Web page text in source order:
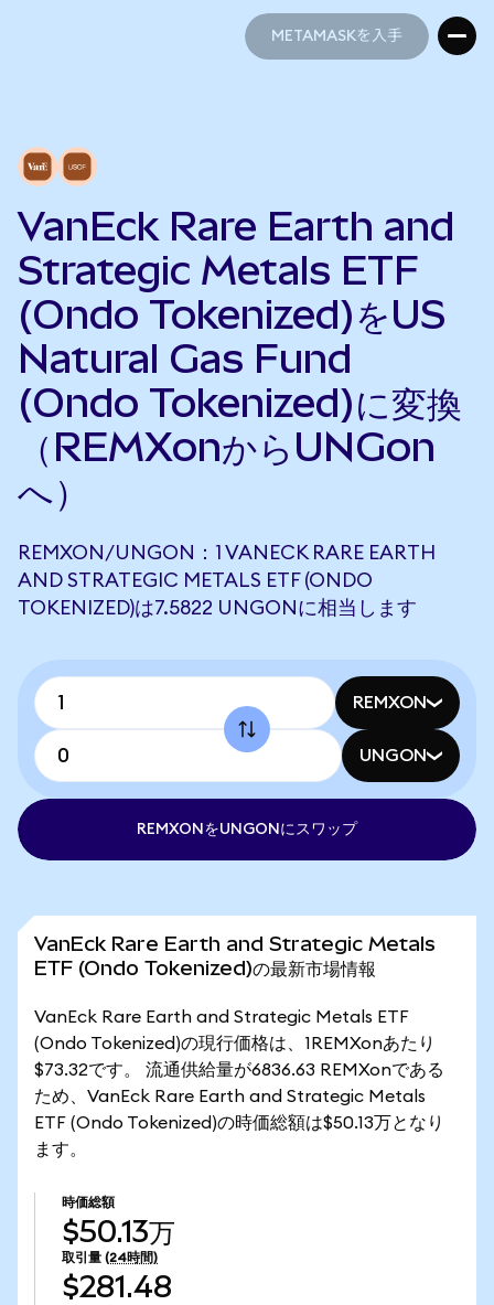
METAMASKを入手
VanEck Rare Earth and
Strategic Metals ETF
(Ondo Tokenized)をUS
Natural Gas Fund
(Ondo Tokenized)に変換
（REMXonからUNGon
へ）
REMXON/UNGON：1 VANECK RARE EARTH
AND STRATEGIC METALS ETF (ONDO
TOKENIZED)は7.5822 UNGONに相当します
REMXON
UNGON
REMXONをUNGONにスワップ
VanEck Rare Earth and Strategic Metals
ETF (Ondo Tokenized)の最新市場情報
VanEck Rare Earth and Strategic Metals ETF
(Ondo Tokenized)の現行価格は、1REMXonあたり
$73.32です。 流通供給量が6836.63 REMXonである
ため、VanEck Rare Earth and Strategic Metals
ETF (Ondo Tokenized)の時価総額は$50.13万となり
ます。
時価総額
$50.13万
取引量 (24時間)
$281.48